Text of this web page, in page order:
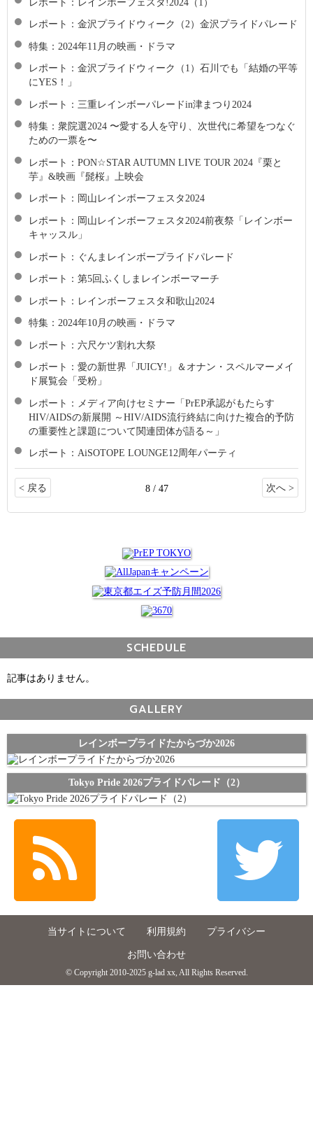
レポート：金沢プライドウィーク（2）金沢プライドパレード
特集：2024年11月の映画・ドラマ
レポート：金沢プライドウィーク（1）石川でも「結婚の平等
にYES！」
レポート：三重レインボーパレードin津まつり2024
特集：衆院選2024 〜愛する人を守り、次世代に希望をつなぐ
ための一票を〜
レポート：PON☆STAR AUTUMN LIVE TOUR 2024『栗と
芋』&映画『髭桜』上映会
レポート：岡山レインボーフェスタ2024
レポート：岡山レインボーフェスタ2024前夜祭「レインボー
キャッスル」
レポート：ぐんまレインボープライドパレード
レポート：第5回ふくしまレインボーマーチ
レポート：レインボーフェスタ和歌山2024
特集：2024年10月の映画・ドラマ
レポート：六尺ケツ割れ大祭
レポート：愛の新世界「JUICY!」＆オナン・スペルマーメイ
ド展覧会「受粉」
レポート：メディア向けセミナー「PrEP承認がもたらす
HIV/AIDSの新展開 ～HIV/AIDS流行終結に向けた複合的予防
の重要性と課題について関連団体が語る～」
レポート：AiSOTOPE LOUNGE12周年パーティ
< 戻る 8 / 47 次へ >
SCHEDULE
記事はありません。
GALLERY
レインボープライドたからづか2026
Tokyo Pride 2026プライドパレード（2）
当サイトについて 利用規約 プライバシー
お問い合わせ
© Copyright 2010-2025 g-lad xx, All Rights Reserved.